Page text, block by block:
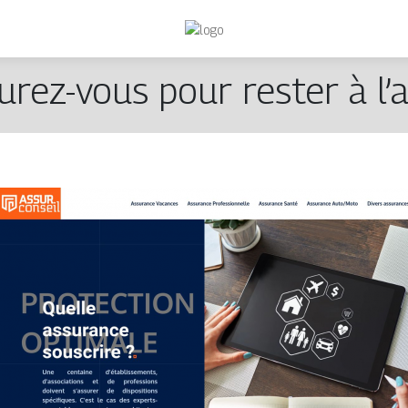
vous pour rester à